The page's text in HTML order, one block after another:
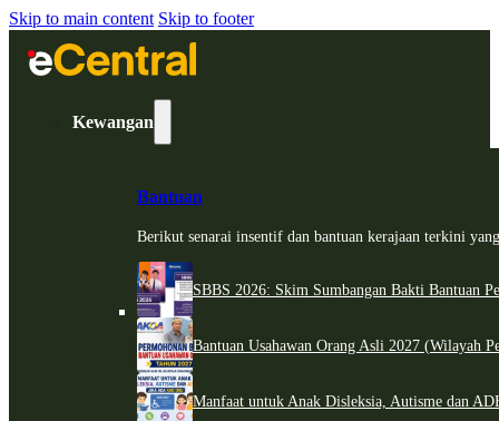
Skip to main content Skip to footer
Kewangan
Bantuan
Berikut senarai insentif dan bantuan kerajaan terkini
SBBS 2026: Skim Sumbangan Bakti Bantuan
Bantuan Usahawan Orang Asli 2027 (Wilayah
Manfaat untuk Anak Disleksia, Autisme dan